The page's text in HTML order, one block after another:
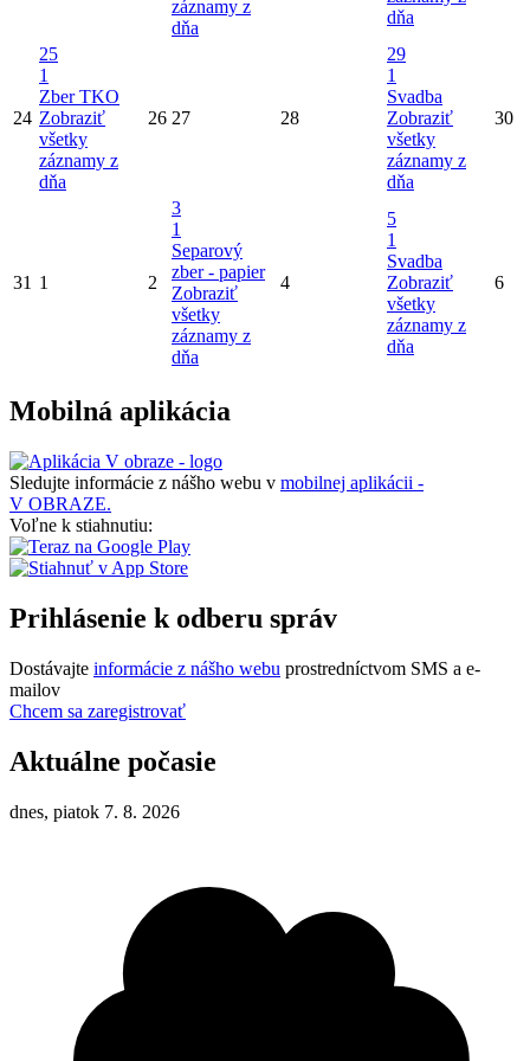
záznamy z
dňa
dňa
24
25
1
Zber TKO
Zobraziť
všetky
záznamy z
dňa
26 27 28
29
1
Svadba
Zobraziť
všetky
záznamy z
dňa
30
31 1 2
3
1
Separový
zber - papier
Zobraziť
všetky
záznamy z
dňa
4
5
1
Svadba
Zobraziť
všetky
záznamy z
dňa
6
Mobilná aplikácia
Sledujte informácie z nášho webu v mobilnej aplikácii -
V OBRAZE.
Voľne k stiahnutiu:
Prihlásenie k odberu správ
Dostávajte informácie z nášho webu prostredníctvom SMS a e-
mailov
Chcem sa zaregistrovať
Aktuálne počasie
dnes, piatok 7. 8. 2026